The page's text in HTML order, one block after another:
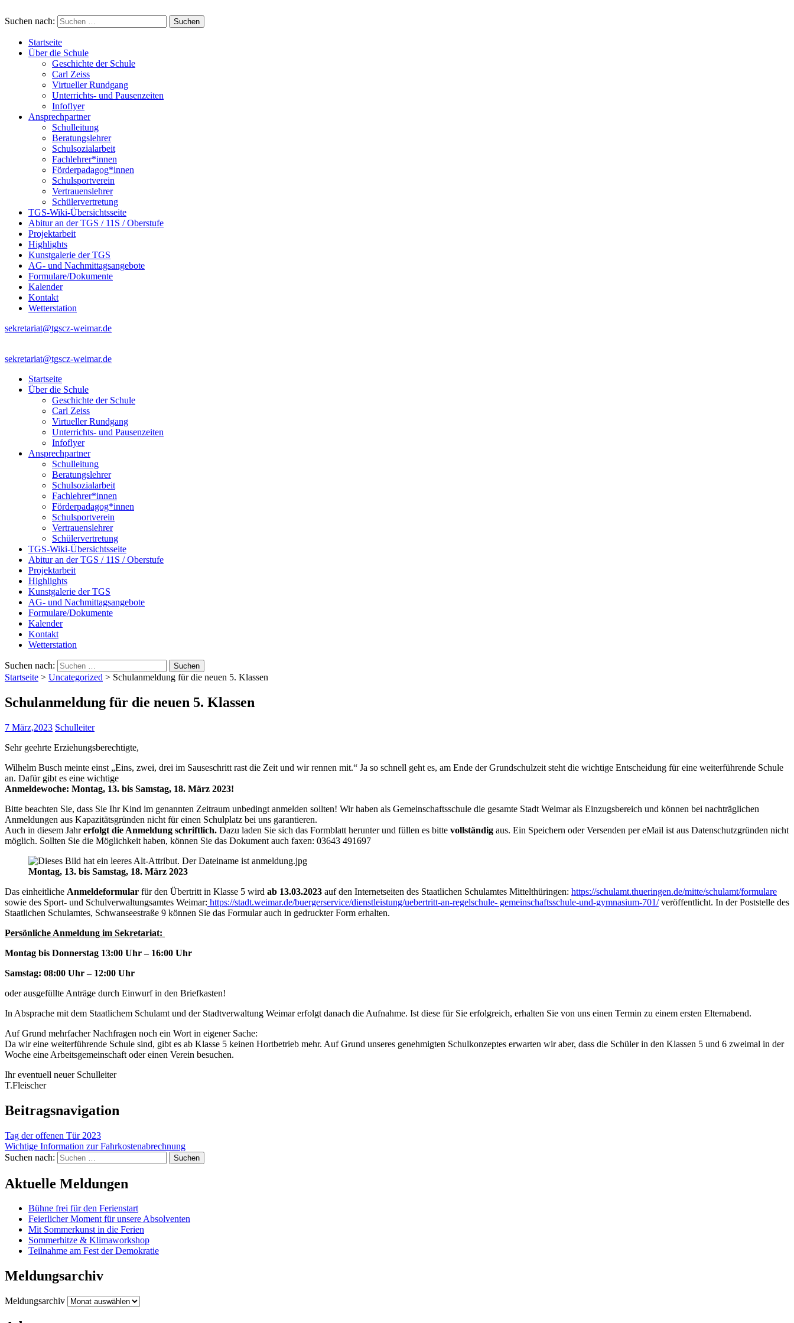
Suchen nach:
Startseite
Über die Schule
Geschichte der Schule
Carl Zeiss
Virtueller Rundgang
Unterrichts- und Pausenzeiten
Infoflyer
Ansprechpartner
Schulleitung
Beratungslehrer
Schulsozialarbeit
Fachlehrer*innen
Förderpadagog*innen
Schulsportverein
Vertrauenslehrer
Schülervertretung
TGS-Wiki-Übersichtsseite
Abitur an der TGS / 11S / Oberstufe
Projektarbeit
Highlights
Kunstgalerie der TGS
AG- und Nachmittagsangebote
Formulare/Dokumente
Kalender
Kontakt
Wetterstation
sekretariat@tgscz-weimar.de
sekretariat@tgscz-weimar.de
Startseite
Über die Schule
Geschichte der Schule
Carl Zeiss
Virtueller Rundgang
Unterrichts- und Pausenzeiten
Infoflyer
Ansprechpartner
Schulleitung
Beratungslehrer
Schulsozialarbeit
Fachlehrer*innen
Förderpadagog*innen
Schulsportverein
Vertrauenslehrer
Schülervertretung
TGS-Wiki-Übersichtsseite
Abitur an der TGS / 11S / Oberstufe
Projektarbeit
Highlights
Kunstgalerie der TGS
AG- und Nachmittagsangebote
Formulare/Dokumente
Kalender
Kontakt
Wetterstation
Suchen nach:
Startseite > Uncategorized > Schulanmeldung für die neuen 5. Klassen
Schulanmeldung für die neuen 5. Klassen
7 März,2023 Schulleiter
Sehr geehrte Erziehungsberechtigte,
Wilhelm Busch meinte einst „Eins, zwei, drei im Sauseschritt rast die Zeit und wir rennen mit.“ Ja so schnell geht es, am Ende der Grundschulzeit steht die wichtige Entscheidung für eine weiterführende Schule
an. Dafür gibt es eine wichtige
Anmeldewoche: Montag, 13. bis Samstag, 18. März 2023!
Bitte beachten Sie, dass Sie Ihr Kind im genannten Zeitraum unbedingt anmelden sollten! Wir haben als Gemeinschaftsschule die gesamte Stadt Weimar als Einzugsbereich und können bei nachträglichen
Anmeldungen aus Kapazitätsgründen nicht für einen Schulplatz bei uns garantieren.
Auch in diesem Jahrerfolgt die Anmeldung schriftlich. Dazu laden Sie sich das Formblatt herunter und füllen es bitte vollständig aus. Ein Speichern oder Versenden per eMail ist aus Datenschutzgründen nicht
möglich. Sollten Sie die Möglichkeit haben, können Sie das Dokument auch faxen: 03643 491697
Montag, 13. bis Samstag, 18. März 2023
Das einheitliche Anmeldeformular für den Übertritt in Klasse 5 wird ab 13.03.2023 auf den Internetseiten des Staatlichen Schulamtes Mittelthüringen: https://schulamt.thueringen.de/mitte/schulamt/formulare
sowie des Sport- und Schulverwaltungsamtes Weimar: https://stadt.weimar.de/buergerservice/dienstleistung/uebertritt-an-regelschule- gemeinschaftsschule-und-gymnasium-701/veröffentlicht. In der Poststelle des
Staatlichen Schulamtes, Schwanseestraße 9 können Sie das Formular auch in gedruckter Form erhalten.
Persönliche Anmeldung im Sekretariat:
Montag bis Donnerstag 13:00 Uhr – 16:00 Uhr
Samstag: 08:00 Uhr – 12:00 Uhr
oder ausgefüllte Anträge durch Einwurf in den Briefkasten!
In Absprache mit dem Staatlichem Schulamt und der Stadtverwaltung Weimar erfolgt danach die Aufnahme. Ist diese für Sie erfolgreich, erhalten Sie von uns einen Termin zu einem ersten Elternabend.
Auf Grund mehrfacher Nachfragen noch ein Wort in eigener Sache:
Da wir eine weiterführende Schule sind, gibt es ab Klasse 5 keinen Hortbetrieb mehr. Auf Grund unseres genehmigten Schulkonzeptes erwarten wir aber, dass die Schüler in den Klassen 5 und 6 zweimal in der
Woche eine Arbeitsgemeinschaft oder einen Verein besuchen.
Ihr eventuell neuer Schulleiter
T.Fleischer
Beitragsnavigation
Tag der offenen Tür 2023
Wichtige Information zur Fahrkostenabrechnung
Suchen nach:
Aktuelle Meldungen
Bühne frei für den Ferienstart
Feierlicher Moment für unsere Absolventen
Mit Sommerkunst in die Ferien
Sommerhitze & Klimaworkshop
Teilnahme am Fest der Demokratie
Meldungsarchiv
Meldungsarchiv